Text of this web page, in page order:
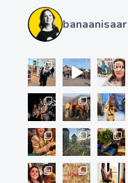
banaanisaar